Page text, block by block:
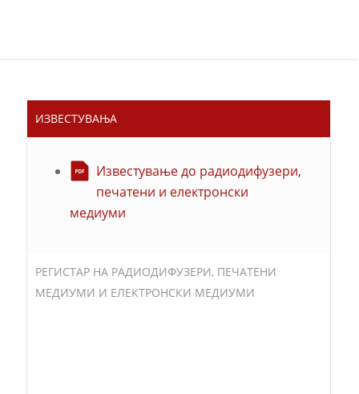
ИЗВЕСТУВАЊА
Известување до радиодифузери,
печатени и електронски
медиуми
РЕГИСТАР НА РАДИОДИФУЗЕРИ, ПЕЧАТЕНИ
МЕДИУМИ И ЕЛЕКТРОНСКИ МЕДИУМИ